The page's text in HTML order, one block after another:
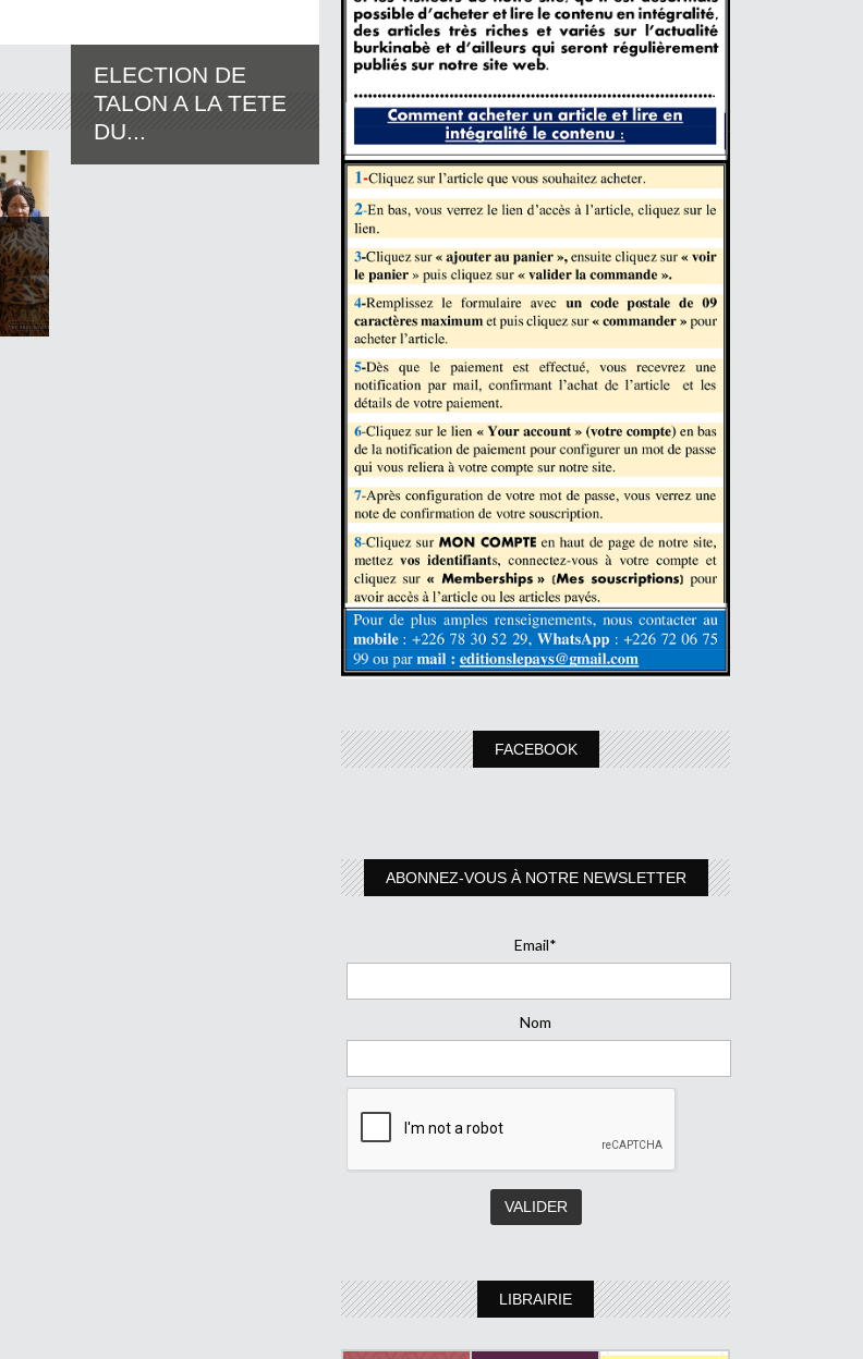
ELECTION DE
TALON A LA TETE
DU...
FACEBOOK
ABONNEZ-VOUS À NOTRE NEWSLETTER
Email*
Nom
LIBRAIRIE